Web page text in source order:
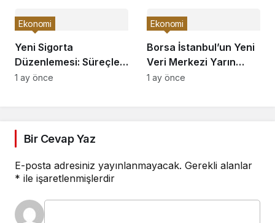
Yeni Sigorta
Düzenlemesi: Süreçler
Hızlanıyor!
Ekonomi
1 ay önce
Borsa İstanbul’un Yeni
Veri Merkezi Yarın
Açılıyor!
Ekonomi
1 ay önce
Bir Cevap Yaz
E-posta adresiniz yayınlanmayacak. Gerekli alanlar
* ile işaretlenmişlerdir